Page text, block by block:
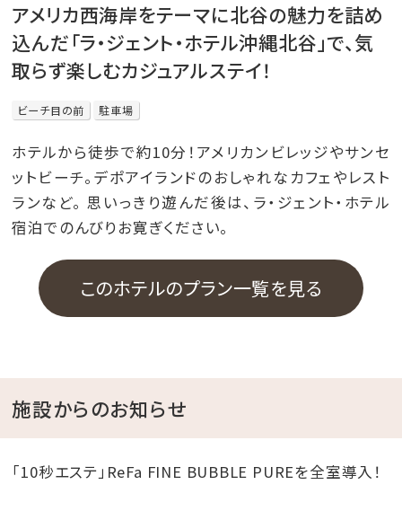
アメリカ西海岸をテーマに北谷の魅力を詰め
込んだ「ラ・ジェント・ホテル沖縄北谷」で、気
取らず楽しむカジュアルステイ！
ビーチ目の前 駐車場
ホテルから徒歩で約10分！アメリカンビレッジやサンセ
ットビーチ。デポアイランドのおしゃれなカフェやレスト
ランなど。 思いっきり遊んだ後は、ラ・ジェント・ホテル
宿泊でのんびりお寛ぎください。
このホテルのプラン一覧を見る
施設からのお知らせ
「10秒エステ」ReFa FINE BUBBLE PUREを全室導入！